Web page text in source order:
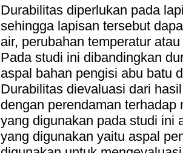
Durabilitas diperlukan pada
sehingga lapisan tersebut
air, perubahan temperatur
Pada studi ini dibandingkan
aspal bahan pengisi abu batu
Durabilitas dievaluasi dari
dengan perendaman
yang digunakan pada studi ini
yang digunakan yaitu aspal